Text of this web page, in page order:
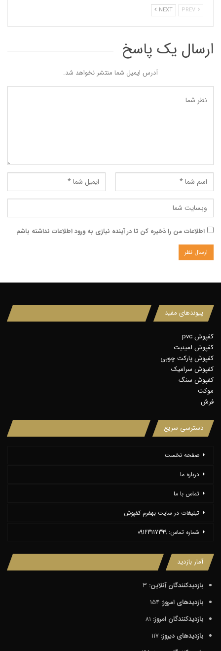
NEXT
ارسال یک پاسخ
آدرس ایمیل شما منتشر نخواهد شد.
اطلاعات من را ذخیره کن تا در آینده نیازی به ورود اطلاعات نداشته باشم
پیوندهای مفید
کفپوش pvc
کفپوش لمینیت
کفپوش پارکت چوبی
کفپوش سرامیک
کفپوش سنگ
موکت
فرش
دسترسی سریع
صفحه نخست
درباره ما
تماس با ما
تبلیغات در سایت بهفرم کفپوش
شماره تماس: 09123117399
آمار بازدید
بازدیدکنندگان آنلاین: 3
بازدیدهای امروز: 154
بازدیدکنندگان امروز: 81
بازدیدهای دیروز: 117